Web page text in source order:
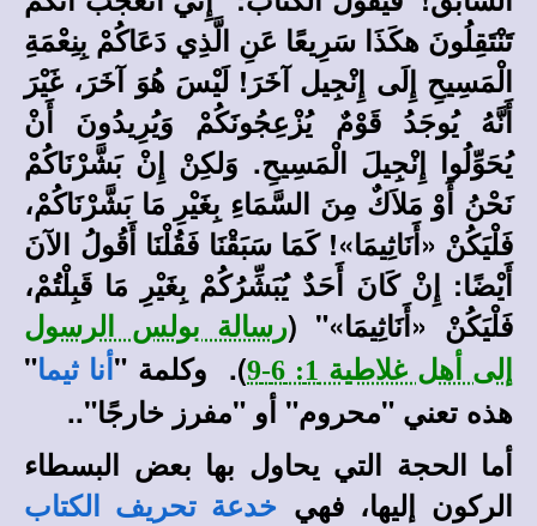
تَنْتَقِلُونَ هكَذَا سَرِيعًا عَنِ الَّذِي دَعَاكُمْ بِنِعْمَةِ
الْمَسِيحِ إِلَى إِنْجِيل آخَرَ! لَيْسَ هُوَ آخَرَ، غَيْرَ
أَنَّهُ يُوجَدُ قَوْمٌ يُزْعِجُونَكُمْ وَيُرِيدُونَ أَنْ
يُحَوِّلُوا إِنْجِيلَ الْمَسِيحِ. وَلكِنْ إِنْ بَشَّرْنَاكُمْ
نَحْنُ أَوْ مَلاَكٌ مِنَ السَّمَاءِ بِغَيْرِ مَا بَشَّرْنَاكُمْ،
فَلْيَكُنْ «أَنَاثِيمَا»! كَمَا سَبَقْنَا فَقُلْنَا أَقُولُ الآنَ
أَيْضًا: إِنْ كَانَ أَحَدٌ يُبَشِّرُكُمْ بِغَيْرِ مَا قَبِلْتُمْ،
فَلْيَكُنْ «أَنَاثِيمَا»" (رسالة بولس الرسول
إلى أهل غلاطية 1: 6-9
). وكلمة " أنا ثيما"
هذه تعني "محروم" أو "مفرز خارجًا"..
أما الحجة التي يحاول بها بعض البسطاء
الركون إليها، فهي
خدعة تحريف الكتاب